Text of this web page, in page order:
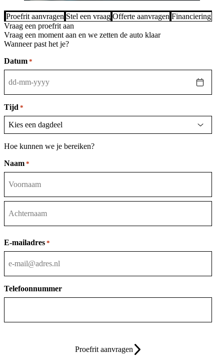
Proefrit aanvragen Stel een vraag Offerte aanvragen Financiering
Vraag een proefrit aan
Vraag een moment aan en we zetten de auto klaar
Wanneer past het je?
Datum *
DD
dash
MM
dash
JJJJ
Tijd *
Hoe kunnen we je bereiken?
Naam *
Voornaam
E-mailadres *
Telefoonnummer
Proefrit aanvragen